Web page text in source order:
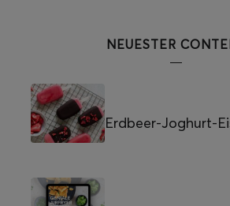
NEUESTER
Erdbeer-Joghurt-